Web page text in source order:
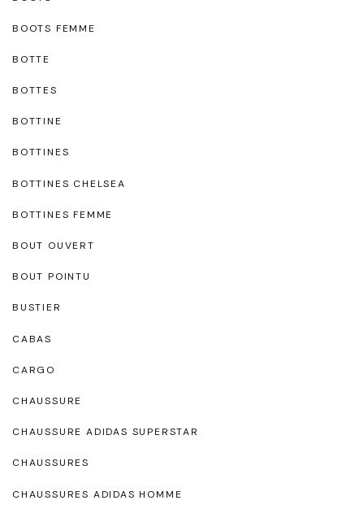
BOOTS FEMME
BOTTE
BOTTES
BOTTINE
BOTTINES
BOTTINES CHELSEA
BOTTINES FEMME
BOUT OUVERT
BOUT POINTU
BUSTIER
CABAS
CARGO
CHAUSSURE
CHAUSSURE ADIDAS SUPERSTAR
CHAUSSURES
CHAUSSURES ADIDAS HOMME